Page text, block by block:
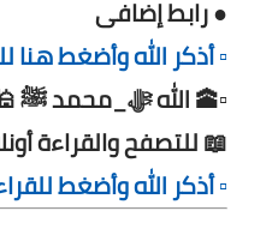
● رابط إضافى
▫️ أذكر الله وأضغط هنا
▫️🕋 الله ﷻ_محمد ﷺ
📖 للتصفح والقراءة
▫️ أذكر الله وأضغط